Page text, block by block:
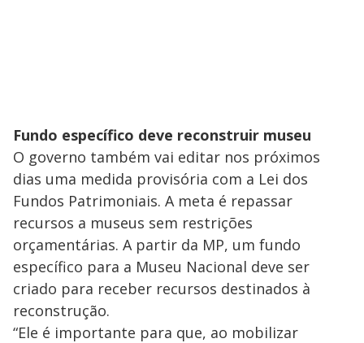
Fundo específico deve reconstruir museu
O governo também vai editar nos próximos
dias uma medida provisória com a Lei dos
Fundos Patrimoniais. A meta é repassar
recursos a museus sem restrições
orçamentárias. A partir da MP, um fundo
específico para a Museu Nacional deve ser
criado para receber recursos destinados à
reconstrução.
“Ele é importante para que, ao mobilizar